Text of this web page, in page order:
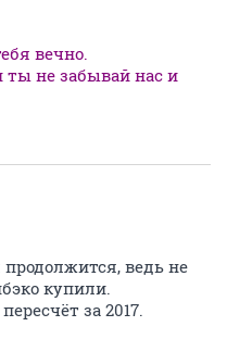
вечно.
не забывай нас и
ведь не
купили.
за 2017.